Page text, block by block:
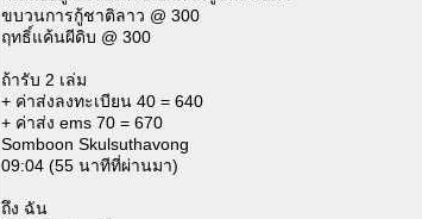
ขบวนการกู้ชาติลาว @ 300
ฤทธิ์แค้นผีดิบ @ 300
ถ้ารับ 2 เล่ม
+ ค่าส่งลงทะเบียน 40 = 640
+ ค่าส่ง ems 70 = 670
Somboon Skulsuthavong
09:04 (55 นาทีที่ผ่านมา)
ถึง ฉัน